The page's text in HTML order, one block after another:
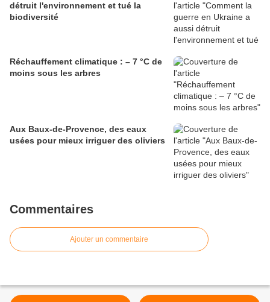
détruit l'environnement et tué la
biodiversité
Réchauffement climatique : – 7 °C de
moins sous les arbres
Aux Baux-de-Provence, des eaux
usées pour mieux irriguer des oliviers
Commentaires
Ajouter un commentaire